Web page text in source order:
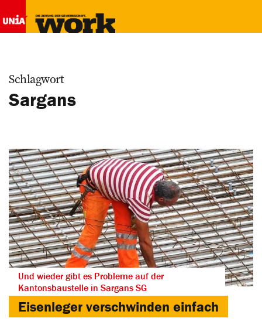
Schlagwort
Sargans
Und wieder gibt es Probleme auf der
Kantonsbaustelle in Sargans SG
Eisenleger verschwinden einfach